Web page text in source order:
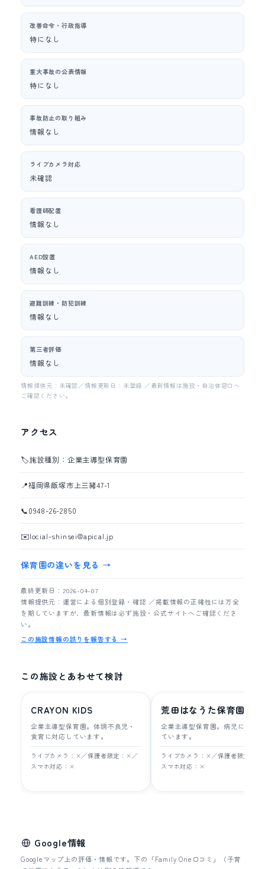
改善命令・行政指導
特になし
重大事故の公表情報
特になし
事故防止の取り組み
情報なし
ライブカメラ対応
未確認
看護師配置
情報なし
AED設置
情報なし
避難訓練・防犯訓練
情報なし
第三者評価
情報なし
情報提供元：未確認／情報更新日：未登録 ／最新情報は施設・自治体窓口へ
ご確認ください。
アクセス
🏷️施設種別：企業主導型保育園
📍福岡県飯塚市上三緒47-1
📞0948-26-2850
✉️locial-shinsei@apical.jp
保育園の違いを見る →
最終更新日：2026-04-07
情報提供元：運営による個別登録・確認 ／掲載情報の正確性には万全
を期していますが、最新情報は必ず施設・公式サイトへご確認くださ
い。
この施設情報の誤りを報告する →
この施設とあわせて検討
CRAYON KIDS
企業主導型保育園。体調不良児・
食育に対応しています。
ライブカメラ：×／保護者限定：×／
スマホ対応：×
荒田はなうた保育園
企業主導型保育園。病児に対応
ています。
ライブカメラ：×／保護者限定：×
スマホ対応：×
Google情報
Googleマップ上の評価・情報です。下の「Family One口コミ」（子育